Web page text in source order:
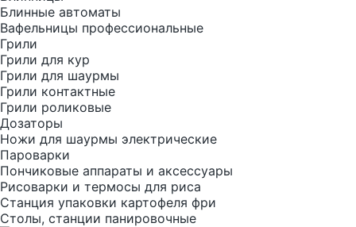
Блинные автоматы
Вафельницы профессиональные
Грили
Грили для кур
Грили для шаурмы
Грили контактные
Грили роликовые
Дозаторы
Ножи для шаурмы электрические
Пароварки
Пончиковые аппараты и аксессуары
Рисоварки и термосы для риса
Станция упаковки картофеля фри
Столы, станции панировочные